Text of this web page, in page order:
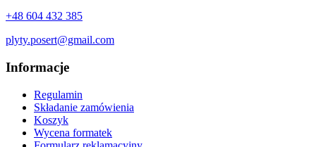
+48 604 432 385
plyty.posert@gmail.com
Informacje
Regulamin
Składanie zamówienia
Koszyk
Wycena formatek